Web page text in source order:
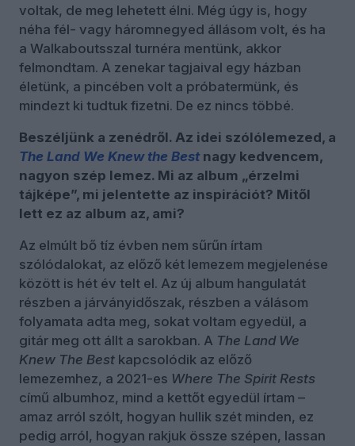
voltak, de meg lehetett élni. Még úgy is, hogy
néha fél- vagy háromnegyed állásom volt, és ha
a Walkaboutsszal turnéra mentünk, akkor
felmondtam. A zenekar tagjaival egy házban
életünk, a pincében volt a próbatermünk, és
mindezt ki tudtuk fizetni. De ez nincs többé.
Beszéljünk a zenédről. Az idei szólólemezed, a
The Land We Knew the Bestnagy kedvencem,
nagyon szép lemez. Mi az album „érzelmi
tájképe”, mi jelentette az inspirációt? Mitől
lett ez az album az, ami?
Az elmúlt bő tíz évben nem sűrűn írtam
szólódalokat, az előző két lemezem megjelenése
között is hét év telt el. Az új album hangulatát
részben a járványidőszak, részben a válásom
folyamata adta meg, sokat voltam egyedül, a
gitár meg ott állt a sarokban. A The Land We
Knew The Best kapcsolódik az előző
lemezemhez, a 2021-es Where The Spirit Rests
című albumhoz, mind a kettőt egyedül írtam –
amaz arról szólt, hogyan hullik szét minden, ez
pedig arról, hogyan rakjuk össze szépen, lassan